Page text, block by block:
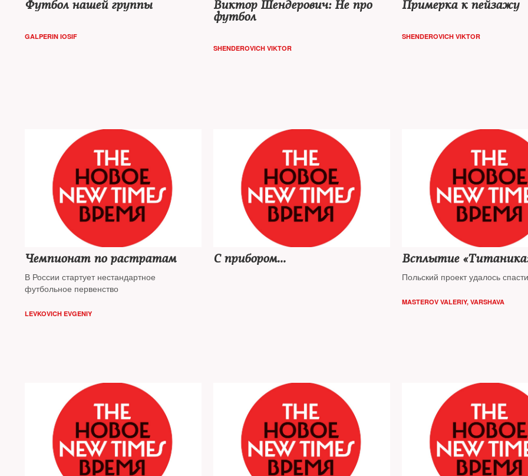
Футбол нашей группы
GALPERIN IOSIF
Виктор Шендерович: Не про
футбол
SHENDEROVICH VIKTOR
Примерка к пейзажу
SHENDEROVICH VIKTOR
Чемпионат по растратам
В России стартует нестандартное
футбольное первенство
LEVKOVICH EVGENIY
С прибором... Всплытие
Польский проект удалось спасти
MASTEROV VALERIY, VARSHAVA